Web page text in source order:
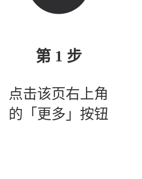
第 1 步
点击该页右上角
的「更多」按钮